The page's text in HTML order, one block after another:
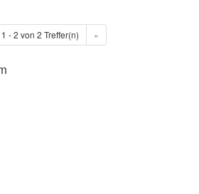
1 - 2 von 2 Treffer(n) »